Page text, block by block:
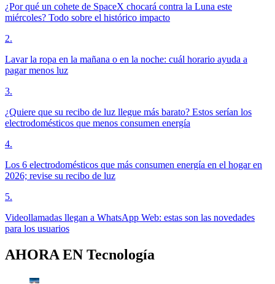
¿Por qué un cohete de SpaceX chocará contra la Luna este
miércoles? Todo sobre el histórico impacto
2.
Lavar la ropa en la mañana o en la noche: cuál horario ayuda a
pagar menos luz
3.
¿Quiere que su recibo de luz llegue más barato? Estos serían los
electrodomésticos que menos consumen energía
4.
Los 6 electrodomésticos que más consumen energía en el hogar en
2026; revise su recibo de luz
5.
Videollamadas llegan a WhatsApp Web: estas son las novedades
para los usuarios
AHORA EN Tecnología